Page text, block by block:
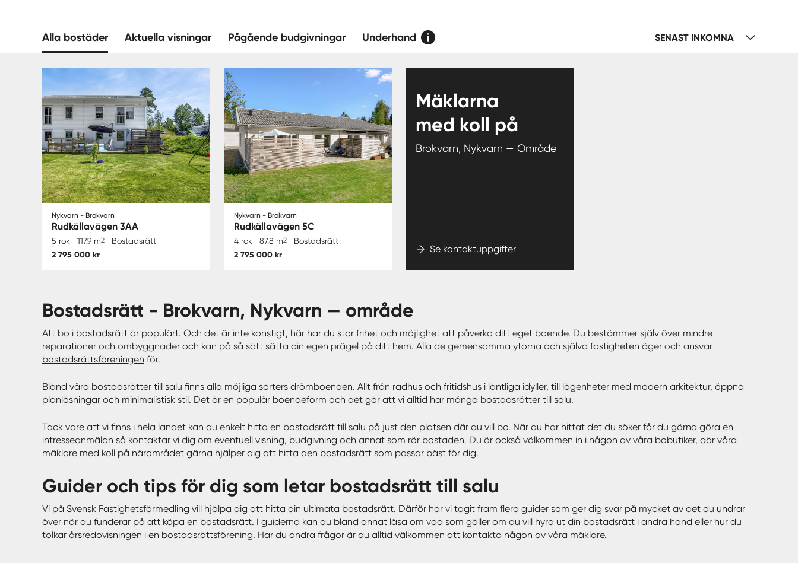
Alla bostäder Aktuella visningar Pågående budgivningar Underhand SENAST INKOMNA
Nykvarn - Brokvarn
Rudkällavägen 3AA
5 rok 117.9 m2 Bostadsrätt
2 795 000 kr
Nykvarn - Brokvarn
Rudkällavägen 5C
4 rok 87.8 m2 Bostadsrätt
2 795 000 kr
Mäklarna
med koll på
Brokvarn, Nykvarn — Område
Se kontaktuppgifter
bostadsrätt - Brokvarn, Nykvarn — område
Att bo i bostadsrätt är populärt. Och det är inte konstigt, här har du stor frihet och möjlighet att påverka ditt eget boende. Du bestämmer själv över mindre
reparationer och ombyggnader och kan på så sätt sätta din egen prägel på ditt hem. Alla de gemensamma ytorna och själva fastigheten äger och ansvar
bostadsrättsföreningen för.
Bland våra bostadsrätter till salu finns alla möjliga sorters drömboenden. Allt från radhus och fritidshus i lantliga idyller, till lägenheter med modern arkitektur, öppna
planlösningar och minimalistisk stil. Det är en populär boendeform och det gör att vi alltid har många bostadsrätter till salu.
Tack vare att vi finns i hela landet kan du enkelt hitta en bostadsrätt till salu på just den platsen där du vill bo. När du har hittat det du söker får du gärna göra en
intresseanmälan så kontaktar vi dig om eventuell visning, budgivning och annat som rör bostaden. Du är också välkommen in i någon av våra bobutiker, där våra
mäklare med koll på närområdet gärna hjälper dig att hitta den bostadsrätt som passar bäst för dig.
Guider och tips för dig som letar bostadsrätt till salu
Vi på Svensk Fastighetsförmedling vill hjälpa dig att hitta din ultimata bostadsrätt. Därför har vi tagit fram flera guider som ger dig svar på mycket av det du undrar
över när du funderar på att köpa en bostadsrätt. I guiderna kan du bland annat läsa om vad som gäller om du vill hyra ut din bostadsrätt i andra hand eller hur du
tolkar årsredovisningen i en bostadsrättsförening. Har du andra frågor är du alltid välkommen att kontakta någon av våra mäklare.